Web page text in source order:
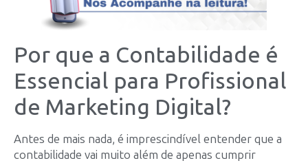
Por que a Contabilidade é
Essencial para Profissional
de Marketing Digital?
Antes de mais nada, é imprescindível entender que a
contabilidade vai muito além de apenas cumprir